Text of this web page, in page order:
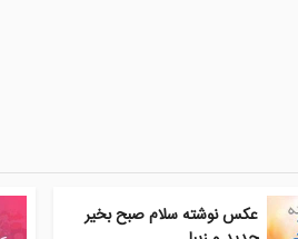
عکس نوشته سلام صبح بخیر